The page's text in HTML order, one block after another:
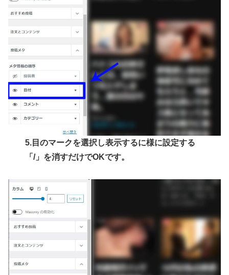
5.目のマークを選択し表示するに様に設定する
「/」を消すだけでOKです。